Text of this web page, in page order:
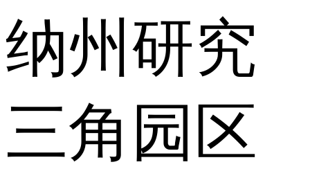
纳州研究
三角园区